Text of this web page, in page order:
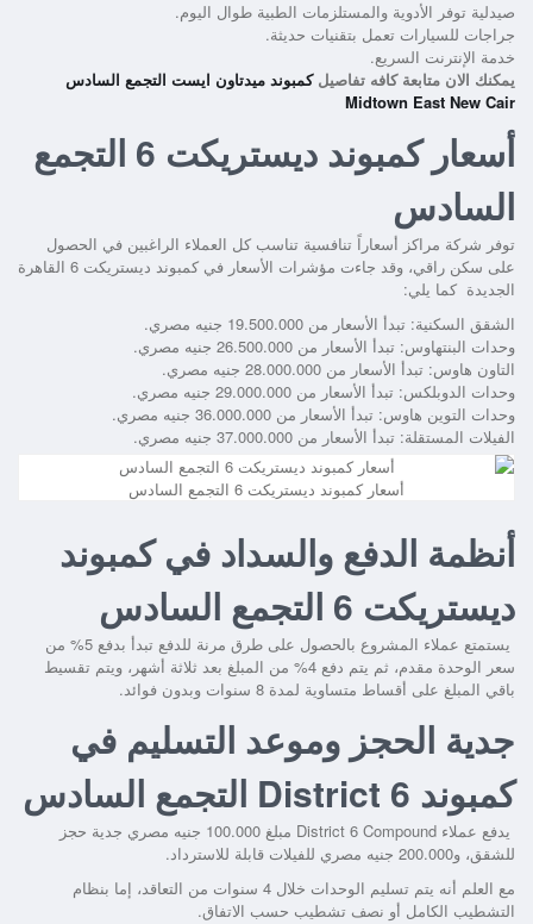
صيدلية توفر الأدوية والمستلزمات الطبية طوال اليوم.
جراجات للسيارات تعمل بتقنيات حديثة.
خدمة الإنترنت السريع.
يمكنك الان متابعة كافه تفاصيلكمبوند ميدتاون ايست التجمع السادس
Midtown East New Cair
أسعار كمبوند ديستريكت 6 التجمع
السادس
توفر شركة مراكز أسعاراً تنافسية تناسب كل العملاء الراغبين في الحصول
على سكن راقي، وقد جاءت مؤشرات الأسعار في
كمبوند ديستريكت 6 القاهرة
الجديدة كما يلي:
الشقق السكنية: تبدأ الأسعار من 19.500.000 جنيه مصري.
وحدات البنتهاوس: تبدأ الأسعار من 26.500.000 جنيه مصري.
التاون هاوس: تبدأ الأسعار من 28.000.000 جنيه مصري.
وحدات الدوبلكس: تبدأ الأسعار من 29.000.000 جنيه مصري.
وحدات التوين هاوس: تبدأ الأسعار من 36.000.000 جنيه مصري.
الفيلات المستقلة: تبدأ الأسعار من 37.000.000 جنيه مصري.
أسعار كمبوند ديستريكت 6 التجمع السادس
أنظمة الدفع والسداد في كمبوند
ديستريكت 6 التجمع السادس
يستمتع عملاء المشروع بالحصول على طرق مرنة للدفع تبدأ بدفع 5% من
سعر الوحدة مقدم، ثم يتم دفع 4% من المبلغ بعد ثلاثة أشهر، ويتم تقسيط
باقي المبلغ على أقساط متساوية لمدة 8 سنوات وبدون فوائد.
جدية الحجز وموعد التسليم في
كمبوند District 6 التجمع السادس
يدفع عملاء District 6 Compound
مبلغ 100.000 جنيه مصري جدية حجز
للشقق، و200.000 جنيه مصري للفيلات قابلة للاسترداد.
مع العلم أنه يتم تسليم الوحدات خلال 4 سنوات من التعاقد، إما بنظام
التشطيب الكامل أو نصف تشطيب حسب الاتفاق.